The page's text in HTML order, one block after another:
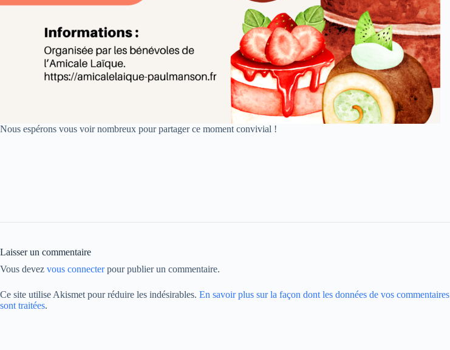
Nous espérons vous voir nombreux pour partager ce moment convivial !
Laisser un commentaire
Vous devez vous connecterpour publier un commentaire.
Ce site utilise Akismet pour réduire les indésirables. En savoir plus sur la façon dont les données de vos commentaires
sont traitées.